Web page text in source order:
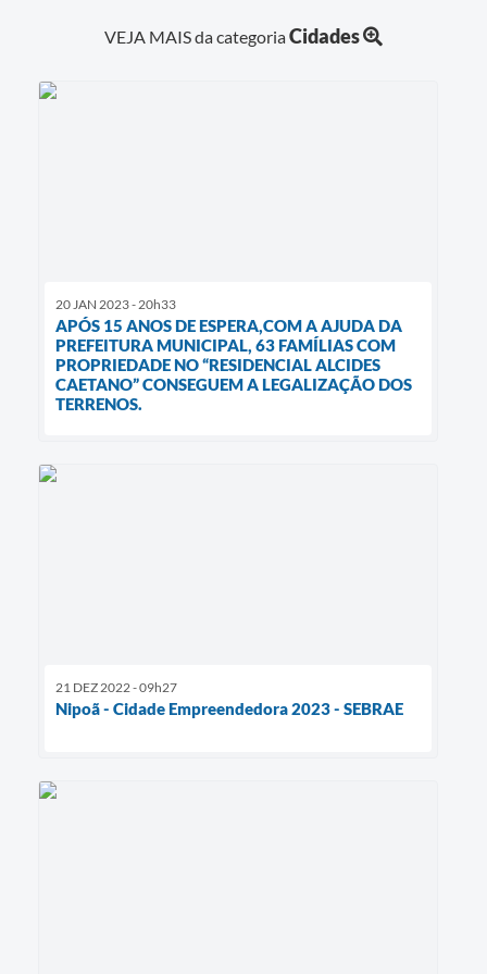
VEJA MAIS da categoriaCidades
20 JAN 2023 - 20h33
APÓS 15 ANOS DE ESPERA,COM A AJUDA DA
PREFEITURA MUNICIPAL, 63 FAMÍLIAS COM
PROPRIEDADE NO “RESIDENCIAL ALCIDES
CAETANO” CONSEGUEM A LEGALIZAÇÃO DOS
TERRENOS.
21 DEZ 2022 - 09h27
Nipoã - Cidade Empreendedora 2023 - SEBRAE